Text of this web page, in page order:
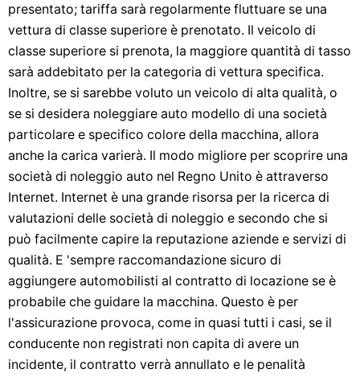
presentato; tariffa sarà regolarmente fluttuare se una
vettura di classe superiore è prenotato. Il veicolo di
classe superiore si prenota, la maggiore quantità di tasso
sarà addebitato per la categoria di vettura specifica.
Inoltre, se si sarebbe voluto un veicolo di alta qualità, o
se si desidera noleggiare auto modello di una società
particolare e specifico colore della macchina, allora
anche la carica varierà. Il modo migliore per scoprire una
società di noleggio auto nel Regno Unito è attraverso
Internet. Internet è una grande risorsa per la ricerca di
valutazioni delle società di noleggio e secondo che si
può facilmente capire la reputazione aziende e servizi di
qualità. E 'sempre raccomandazione sicuro di
aggiungere automobilisti al contratto di locazione se è
probabile che guidare la macchina. Questo è per
l'assicurazione provoca, come in quasi tutti i casi, se il
conducente non registrati non capita di avere un
incidente, il contratto verrà annullato e le penalità